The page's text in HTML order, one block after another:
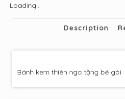
Loading...
Description
Bánh kem thiên nga tặng bé gái